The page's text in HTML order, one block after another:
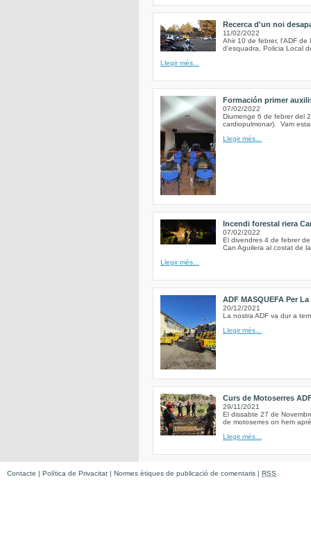
Recerca d'un noi
11/02/2022
Ahir 10 de febrer, l'ADF de
d'esquadra, Policia Local
Llegir més...
Formación primer
07/02/2022
Diumenge 6 de febrer del
cardiopulmonar). Vam
Llegir més...
Incendi forestal riera
07/02/2022
El divendres 4 de febrer
Can Aguilera al costat de
Llegir més...
ADF MASQUEFA Per
20/12/2021
La nostra ADF va dur a
Llegir més...
Curs de Motoserres
29/11/2021
El dissabte 27 de
de motoserres on hem
Llegir més...
Contacte | Política de Privacitat | Normes ètiques de publicació de comentaris | RSS